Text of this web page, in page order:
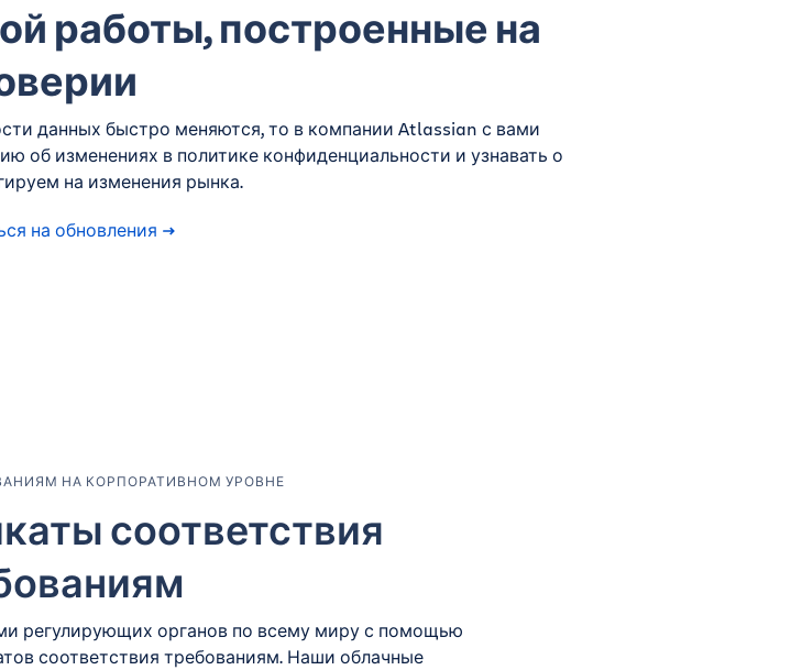
работы, построенные на
данных быстро меняются, то в компании Atlassian с вами
об изменениях в политике конфиденциальности и узнавать о
на изменения рынка.
на обновления
НА КОРПОРАТИВНОМ УРОВНЕ
соответствия
регулирующих органов по всему миру с помощью
соответствия требованиям. Наши облачные